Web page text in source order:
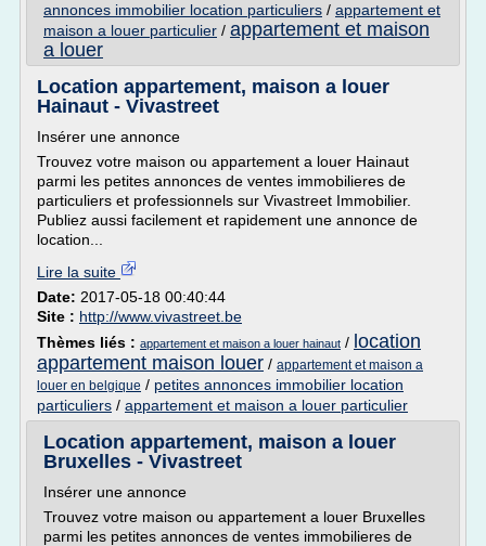
annonces immobilier location particuliers / appartement et
maison a louer particulier / appartement et maison
a louer
Location appartement, maison a louer
Hainaut - Vivastreet
Insérer une annonce
Trouvez votre maison ou appartement a louer Hainaut
parmi les petites annonces de ventes immobilieres de
particuliers et professionnels sur Vivastreet Immobilier.
Publiez aussi facilement et rapidement une annonce de
location...
Lire la suite
Date: 2017-05-18 00:40:44
Site : http://www.vivastreet.be
Thèmes liés : appartement et maison a louer hainaut / location
appartement maison louer / appartement et maison a
louer en belgique / petites annonces immobilier location
particuliers / appartement et maison a louer particulier
Location appartement, maison a louer
Bruxelles - Vivastreet
Insérer une annonce
Trouvez votre maison ou appartement a louer Bruxelles
parmi les petites annonces de ventes immobilieres de